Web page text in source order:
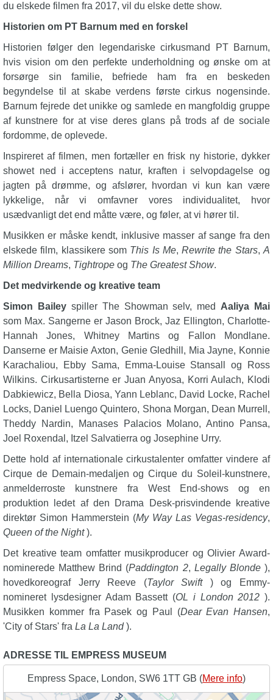
du elskede filmen fra 2017, vil du elske dette show.
Historien om PT Barnum med en forskel
Historien følger den legendariske cirkusmand PT Barnum,
hvis vision om den perfekte underholdning og ønske om at
forsørge sin familie, befriede ham fra en beskeden
begyndelse til at skabe verdens første cirkus nogensinde.
Barnum fejrede det unikke og samlede en mangfoldig gruppe
af kunstnere for at vise deres glans på trods af de sociale
fordomme, de oplevede.
Inspireret af filmen, men fortæller en frisk ny historie, dykker
showet ned i acceptens natur, kraften i selvopdagelse og
jagten på drømme, og afslører, hvordan vi kun kan være
lykkelige, når vi omfavner vores individualitet, hvor
usædvanligt det end måtte være, og føler, at vi hører til.
Musikken er måske kendt, inklusive masser af sange fra den
elskede film, klassikere som This Is Me,Rewrite the Stars,A
Million Dreams, Tightrope og The Greatest Show.
Det medvirkende og kreative team
Simon Baileyspiller The Showman selv, med Aaliya Mai
som Max. Sangerne er Jason Brock, Jaz Ellington, Charlotte-
Hannah Jones, Whitney Martins og Fallon Mondlane.
Danserne er Maisie Axton, Genie Gledhill, Mia Jayne, Konnie
Karachaliou, Ebby Sama, Emma-Louise Stansall og Ross
Wilkins. Cirkusartisterne er Juan Anyosa, Korri Aulach, Klodi
Dabkiewicz, Bella Diosa, Yann Leblanc, David Locke, Rachel
Locks, Daniel Luengo Quintero, Shona Morgan, Dean Murrell,
Theddy Nardin, Manases Palacios Molano, Antino Pansa,
Joel Roxendal, Itzel Salvatierra og Josephine Urry.
Dette hold af internationale cirkustalenter omfatter vindere af
Cirque de Demain-medaljen og Cirque du Soleil-kunstnere,
anmelderroste kunstnere fra West End-shows og en
produktion ledet af den Drama Desk-prisvindende kreative
direktør Simon Hammerstein (My Way Las Vegas-residency,
Queen of the Night).
Det kreative team omfatter musikproducer og Olivier Award-
nominerede Matthew Brind (Paddington 2, Legally Blonde),
hovedkoreograf Jerry Reeve (Taylor Swift) og Emmy-
nomineret lysdesigner Adam Bassett (OL i London 2012 ).
Musikken kommer fra Pasek og Paul (Dear Evan Hansen,
'City of Stars' fra La La Land).
ADRESSE TIL EMPRESS MUSEUM
Empress Space, London, SW6 1TT GB (Mere info)